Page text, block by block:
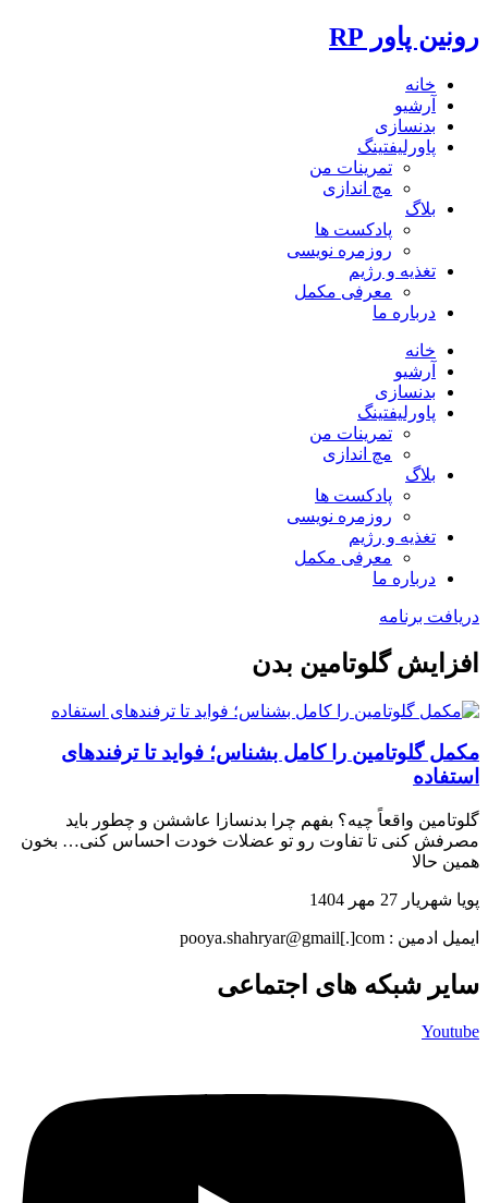
رونین پاور RP
خانه
آرشیو
بدنسازی
پاورلیفتینگ
تمرینات من
مچ اندازی
بلاگ
پادکست ها
روزمره نویسی
تغذیه و رژیم
معرفی مکمل
درباره ما
خانه
آرشیو
بدنسازی
پاورلیفتینگ
تمرینات من
مچ اندازی
بلاگ
پادکست ها
روزمره نویسی
تغذیه و رژیم
معرفی مکمل
درباره ما
دریافت برنامه
افزایش گلوتامین بدن
مکمل گلوتامین را کامل بشناس؛ فواید تا ترفندهای
استفاده
گلوتامین واقعاً چیه؟ بفهم چرا بدنسازا عاششن و چطور باید
مصرفش کنی تا تفاوت رو تو عضلات خودت احساس کنی… بخون
همین حالا
پویا شهریار 27 مهر 1404
ایمیل ادمین : pooya.shahryar@gmail[.]com
سایر شبکه های اجتماعی
Youtube